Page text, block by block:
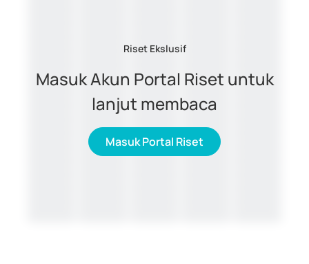
Riset Ekslusif
Masuk Akun Portal Riset untuk
lanjut membaca
Masuk Portal Riset